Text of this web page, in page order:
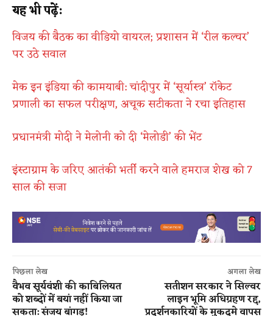
यह भी पढ़ें:
विजय की बैठक का वीडियो वायरल; प्रशासन में ‘रील कल्चर’
पर उठे सवाल
मेक इन इंडिया की कामयाबी: चांदीपुर में ‘सूर्यास्त्र’ रॉकेट
प्रणाली का सफल परीक्षण, अचूक सटीकता ने रचा इतिहास
प्रधानमंत्री मोदी ने मेलोनी को दी ‘मेलोडी’ की भेंट
इंस्टाग्राम के जरिए आतंकी भर्ती करने वाले हमराज शेख को 7
साल की सजा
पिछला लेख
वैभव सूर्यवंशी की काबिलियत
को शब्दों में बयां नहीं किया जा
सकता: संजय बांगड़!
अगला लेख
सतीशन सरकार ने सिल्वर
लाइन भूमि अधिग्रहण रद्द,
प्रदर्शनकारियों के मुकदमे वापस